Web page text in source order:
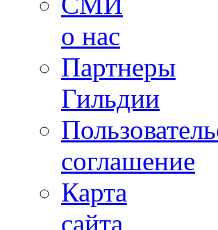
о нас
Партнеры
Гильдии
соглашение
Карта
сайта